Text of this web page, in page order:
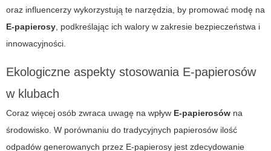
oraz influencerzy wykorzystują te narzędzia, by promować modę na
E-papierosy, podkreślając ich walory w zakresie bezpieczeństwa i
innowacyjności.
Ekologiczne aspekty stosowania E-papierosów
w klubach
Coraz więcej osób zwraca uwagę na wpływ E-papierosów na
środowisko. W porównaniu do tradycyjnych papierosów ilość
odpadów generowanych przez E-papierosy jest zdecydowanie